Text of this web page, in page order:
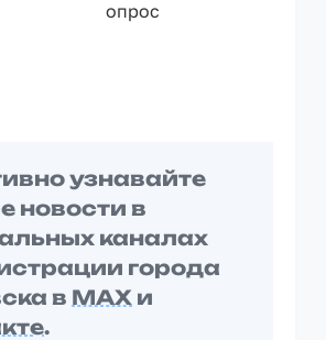
узнавайте
новости в
каналах
города
в MAX и
.